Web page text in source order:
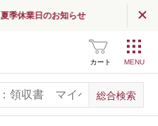
夏季休業日のお知らせ
カート